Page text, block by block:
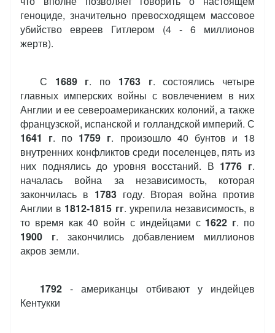
геноциде, значительно превосходящем массовое
убийство евреев Гитлером (4 - 6 миллионов
жертв).
С 1689 г. по 1763 г. состоялись четыре
главных имперских войны с вовлечением в них
Англии и ее североамериканских колоний, а также
французской, испанской и голландской империй. С
1641 г. по 1759 г. произошло 40 бунтов и 18
внутренних конфликтов среди поселенцев, пять из
них поднялись до уровня восстаний. В 1776 г.
началась война за независимость, которая
закончилась в 1783году. Вторая война против
Англии в 1812-1815 гг. укрепила независимость, в
то время как 40 войн с индейцами с 1622 г. по
1900 г. закончились добавлением миллионов
акров земли.
1792 - американцы отбивают у индейцев
Кентукки